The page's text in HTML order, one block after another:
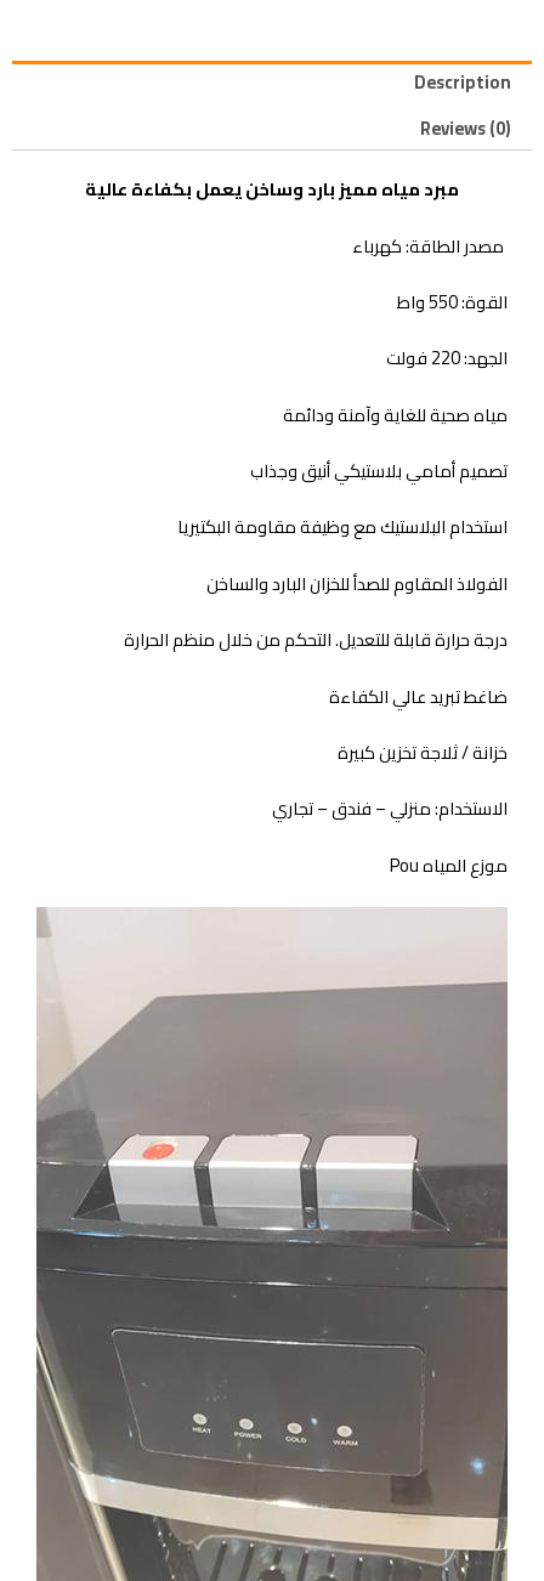
Description
Reviews (0)
مبرد مياه مميز بارد وساخن يعمل بكفاءة عالية
مصدر الطاقة: كهرباء
القوة: 550 واط
الجهد: 220 فولت
مياه صحية للغاية وآمنة ودائمة
تصميم أمامي بلاستيكي أنيق وجذاب
استخدام البلاستيك مع وظيفة مقاومة البكتيريا
الفولاذ المقاوم للصدأ للخزان البارد والساخن
درجة حرارة قابلة للتعديل. التحكم من خلال منظم الحرارة
ضاغط تبريد عالي الكفاءة
خزانة / ثلاجة تخزين كبيرة
الاستخدام: منزلي – فندق – تجاري
موزع المياه Pou